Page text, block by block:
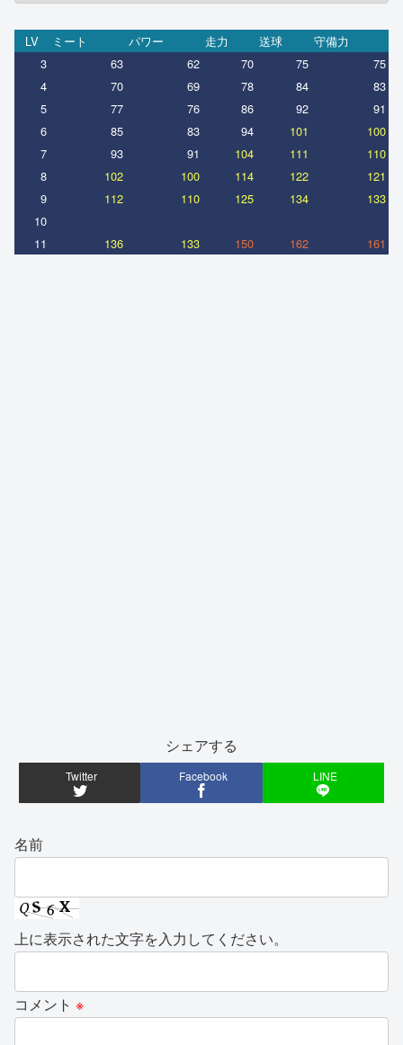
LV ミート パワー 走力 送球
守備力
3
63 62 70 75
75
4
70 69 78 84
83
5
77 76 86 92
91
6
85 83 94 101
100
7
93 91 104 111
110
8
102 100 114 122
121
9
112 110 125 134
133
10
11
136 133 150 162 161
シェアする
Twitter Facebook LINE
名前
上に表示された文字を入力してください。
コメント ※